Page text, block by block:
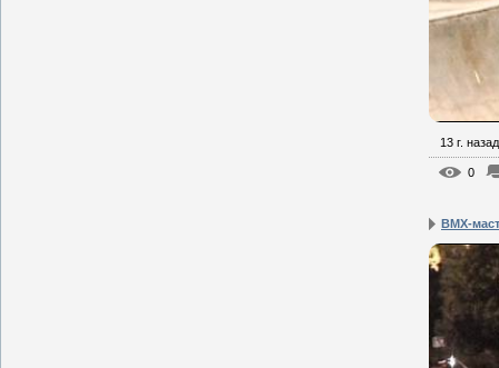
13 г. назад
0
BMX-